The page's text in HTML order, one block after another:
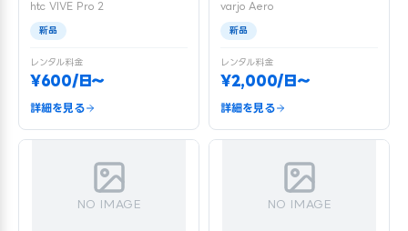
htc VIVE Pro 2
新品
レンタル料金
¥600/日〜
詳細を見る
varjo Aero
新品
レンタル料金
¥2,000/日〜
詳細を見る
NO IMAGE NO IMAGE